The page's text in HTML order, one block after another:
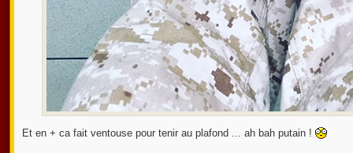
Et en + ca fait ventouse pour tenir au plafond ... ah bah putain !